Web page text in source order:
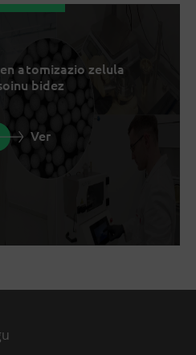
atomizazio zelula
bidez
Ver